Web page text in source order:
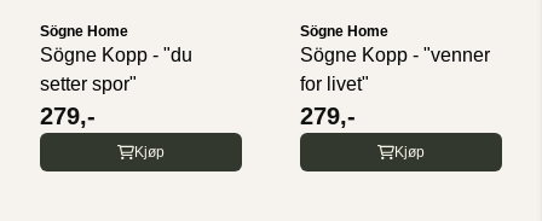
Sögne Home
Sögne Kopp - "du
setter spor"
279,-
Kjøp
Sögne Home
Sögne Kopp - "venner
for livet"
279,-
Kjøp